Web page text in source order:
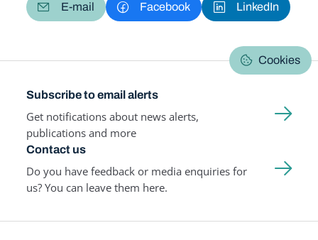
E-mail Facebook LinkedIn
Cookies
Subscribe to email alerts
Get notifications about news alerts,
publications and more
Contact us
Do you have feedback or media enquiries for
us? You can leave them here.